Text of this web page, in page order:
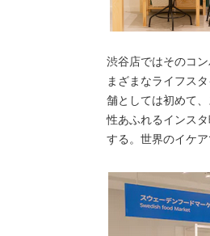
渋谷店ではそのコ
まざまなライフス
舗としては初めて
性あふれるインス
する。世界のイケ